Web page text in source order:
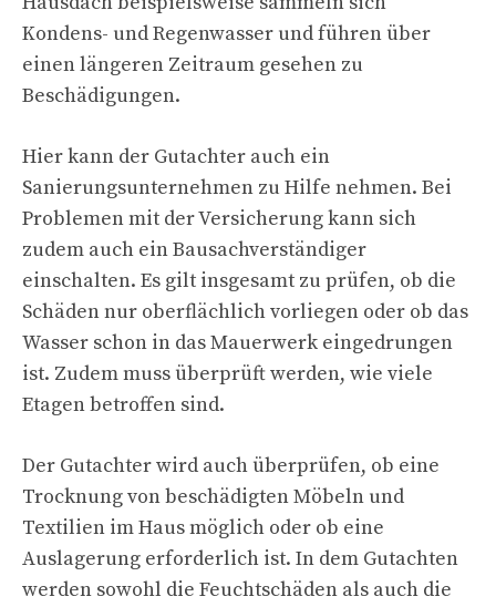
Kondens- und Regenwasser und führen über
einen längeren Zeitraum gesehen zu
Beschädigungen.
Hier kann der Gutachter auch ein
Sanierungsunternehmen zu Hilfe nehmen. Bei
Problemen mit der Versicherung kann sich
zudem auch ein Bausachverständiger
einschalten. Es gilt insgesamt zu prüfen, ob die
Schäden nur oberflächlich vorliegen oder ob das
Wasser schon in das Mauerwerk eingedrungen
ist. Zudem muss überprüft werden, wie viele
Etagen betroffen sind.
Der Gutachter wird auch überprüfen, ob eine
Trocknung von beschädigten Möbeln und
Textilien im Haus möglich oder ob eine
Auslagerung erforderlich ist. In dem Gutachten
werden sowohl die Feuchtschäden als auch die